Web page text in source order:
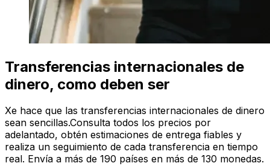
Transferencias internacionales de
dinero, como deben ser
Xe hace que las transferencias internacionales de dinero
sean sencillas.Consulta todos los precios por
adelantado, obtén estimaciones de entrega fiables y
realiza un seguimiento de cada transferencia en tiempo
real. Envía a más de 190 países en más de 130 monedas.